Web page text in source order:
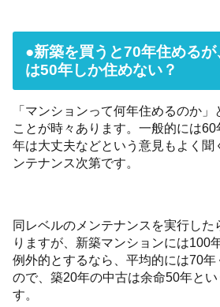
●新築を買うと70年住める
は50年しか住めない？
「マンションって何年住めるのか」
ことが時々あります。一般的には
年は大丈夫などという意見もよく聞
ンテナンス次第です。
同レベルのメンテナンスを実行した
りますが、新築マンションには100
例外的とするなら、平均的には70
ので、築20年の中古は余命50年と
す。